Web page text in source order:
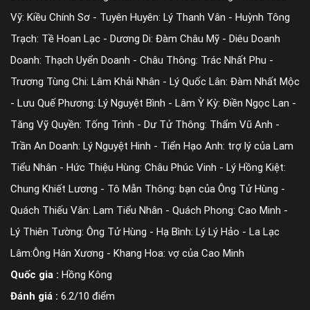
Vỹ: Kiều Chính Sơ - Tuyên Huyên: Lý Thanh Vân - Huỳnh Tông
Trạch: Tề Hoan Lạc - Dương Di: Đàm Châu Mỹ - Diêu Doanh
Doanh: Thạch Uyển Doanh - Châu Thông: Trác Nhất Phu -
Trương Tùng Chi: Lâm Khải Nhân - Lý Quốc Lân: Đàm Nhất Mộc
- Lưu Quế Phương: Lý Nguyệt Bình - Lâm Ỳ Kỳ: Điền Ngọc Lan -
Tăng Vỹ Quyền: Tống Trình - Dư Tử Thông: Thẩm Vũ Anh -
Trần An Doanh: Lý Nguyệt Hinh - Tiển Hạo Anh: trợ lý của Lam
Tiểu Nhân - Hức Thiệu Hùng: Châu Phúc Vinh - Lý Hồng Kiệt:
Chung Khiết Lương - Tô Mẫn Thông: bạn của Ông Tử Hùng -
Quách Thiếu Vân: Lam Tiểu Nhân - Quách Phong: Cao Minh -
Lý Thiên Tường: Ông Tử Hùng - Hạ Bình: Lý Lý Hảo - La Lạc
Lâm:Ông Hán Xương - Khang Hoa: vợ của Cao Minh
Quốc gia : Hồng Kông
Đánh giá : 6.2/10 điểm